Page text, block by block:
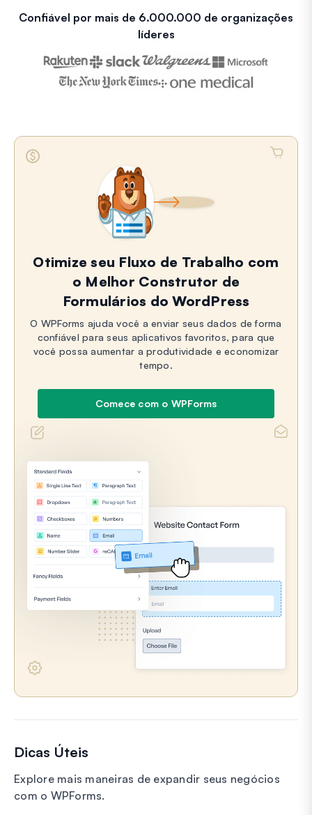
Confiável por mais de 6.000.000 de organizações
líderes
Otimize seu Fluxo de Trabalho com
o Melhor Construtor de
Formulários do WordPress
O WPForms ajuda você a enviar seus dados de forma
confiável para seus aplicativos favoritos, para que
você possa aumentar a produtividade e economizar
tempo.
Comece com o WPForms
Dicas Úteis
Explore mais maneiras de expandir seus negócios
com o WPForms.